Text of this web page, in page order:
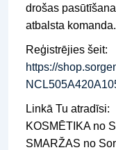
drošas
atbalsta komanda.
Reģistrējies šeit:
https://
Linkā Tu atradīsi:
KOSMĒTIKA no
SMARŽAS no